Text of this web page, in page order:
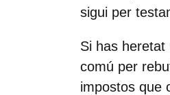
sigui per
Si has
comú per
impostos que